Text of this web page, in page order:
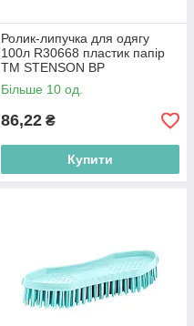
Ролик-липучка для одягу
100л R30668 пластик папір
ТМ STENSON BP
Більше 10 од.
86,22 ₴
Купити